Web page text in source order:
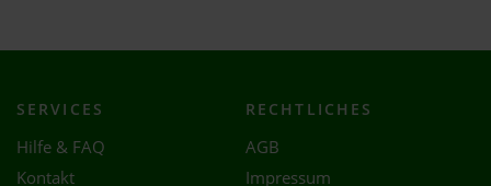
SERVICES
Hilfe & FAQ
Kontakt
RECHTLICHES
AGB
Impressum